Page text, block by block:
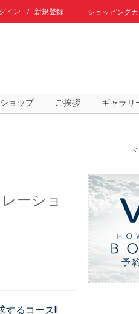
ショッピングカ
イン / 新規登録
ョップ ご挨拶 ギャラリ
ーショ
するコース!!